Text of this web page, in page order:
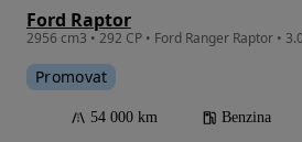
Ford Raptor
Promovat
54 000 km Benzina